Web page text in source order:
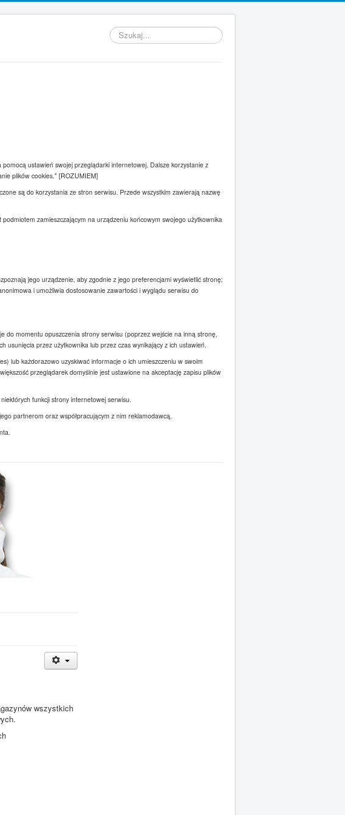
Szukaj...
ustawień swojej przeglądarki internetowej. Dalsze korzystanie z
plików cookies." [ROZUMIEM]
są do korzystania ze stron serwisu. Przede wszystkim zawierają nazwę
zamieszczającym na urządzeniu końcowym swojego użytkownika
jego urządzenie, aby zgodnie z jego preferencjami wyświetlić stronę;
i umożliwia dostosowanie zawartości i wyglądu serwisu do
do momentu opuszczenia strony serwisu (poprzez wejście na inną stronę,
usunięcia przez użytkownika lub przez czas wynikający z ich ustawień.
lub każdorazowo uzyskiwać informacje o ich umieszczeniu w swoim
przeglądarek domyślnie jest ustawione na akceptację zapisu plików
funkcji strony internetowej serwisu.
partnerom oraz współpracującym z nim reklamodawcą.
wszystkich